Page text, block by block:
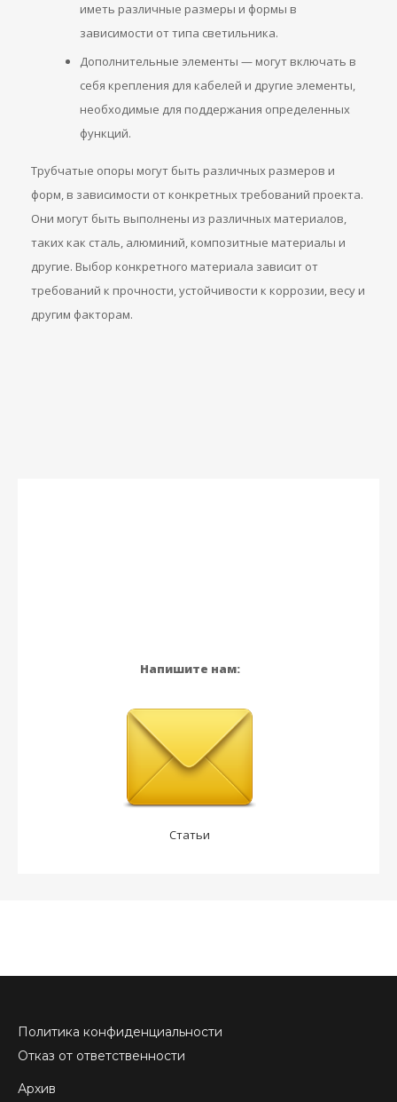
иметь различные размеры и формы в
зависимости от типа светильника.
Дополнительные элементы — могут включать в
себя крепления для кабелей и другие элементы,
необходимые для поддержания определенных
функций.
Трубчатые опоры могут быть различных размеров и
форм, в зависимости от конкретных требований проекта.
Они могут быть выполнены из различных материалов,
таких как сталь, алюминий, композитные материалы и
другие. Выбор конкретного материала зависит от
требований к прочности, устойчивости к коррозии, весу и
другим факторам.
Напишите нам:
Статьи
Политика конфиденциальности
Отказ от ответственности
Архив